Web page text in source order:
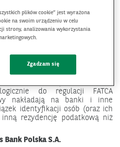
natomiast BNP Paribas
tego standardu stosuje skrót
tego standardu na poziomie Unii
dyrektywa Rady 2014/107/UE z
wymiany informacji w
tej dyrektywy na
na podstawie Ustawy z dnia
do regulacji FATCA
nakładają na banki i inne
identyfikacji osób (oraz ich
inną rezydencję podatkową niż
Bank Polska S.A.
plików cookie” jest wyrażona
na swoim urządzeniu w celu
strony, analizowania wykorzystania
Zgadzam się